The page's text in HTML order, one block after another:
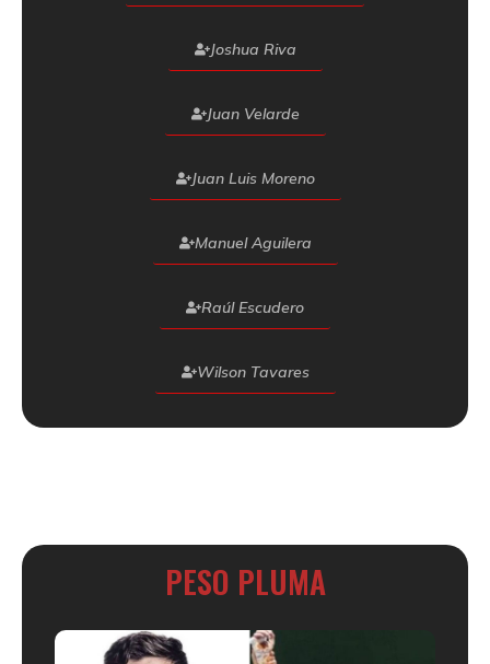
Joshua Riva
Juan Velarde
Juan Luis Moreno
Manuel Aguilera
Raúl Escudero
Wilson Tavares
PESO PLUMA